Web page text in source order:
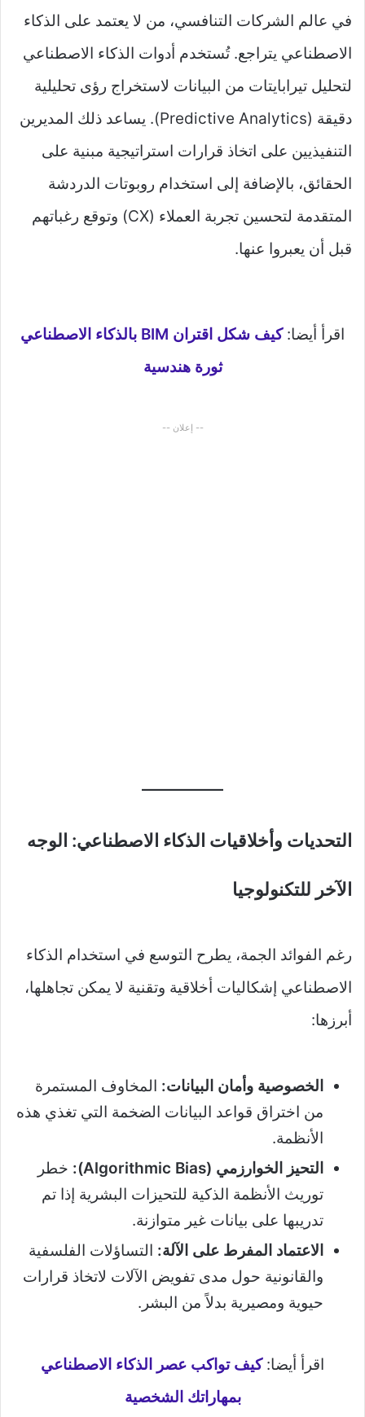
في عالم الشركات التنافسي، من لا يعتمد على الذكاء
الاصطناعي يتراجع. تُستخدم أدوات الذكاء الاصطناعي
لتحليل تيرابايتات من البيانات لاستخراج رؤى تحليلية
دقيقة (Predictive Analytics). يساعد ذلك المديرين
التنفيذيين على اتخاذ قرارات استراتيجية مبنية على
الحقائق، بالإضافة إلى استخدام روبوتات الدردشة
المتقدمة لتحسين تجربة العملاء (CX) وتوقع رغباتهم
قبل أن يعبروا عنها.
اقرأ أيضا:
كيف شكل اقتران BIM بالذكاء الاصطناعي
ثورة هندسية
-- إعلان --
التحديات وأخلاقيات الذكاء الاصطناعي: الوجه
الآخر للتكنولوجيا
رغم الفوائد الجمة، يطرح التوسع في استخدام الذكاء
الاصطناعي إشكاليات أخلاقية وتقنية لا يمكن تجاهلها،
أبرزها:
الخصوصية وأمان البيانات: المخاوف المستمرة
من اختراق قواعد البيانات الضخمة التي تغذي هذه
الأنظمة.
التحيز الخوارزمي (Algorithmic Bias):
خطر
توريث الأنظمة الذكية للتحيزات البشرية إذا تم
تدريبها على بيانات غير متوازنة.
الاعتماد المفرط على الآلة: التساؤلات الفلسفية
والقانونية حول مدى تفويض الآلات لاتخاذ قرارات
حيوية ومصيرية بدلاً من البشر.
اقرأ أيضا:كيف تواكب عصر الذكاء الاصطناعي
بمهاراتك الشخصية